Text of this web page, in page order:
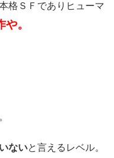
格ＳＦでありヒューマ
。
ないと言えるレベル。